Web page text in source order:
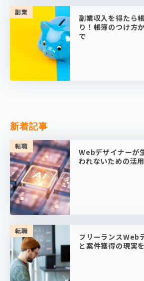
副業
副業収入を得たら
り！帳簿のつけ方
で
新着記事
転職
Webデザイナーが
われないための活
転職
フリーランスWeb
と案件獲得の現実